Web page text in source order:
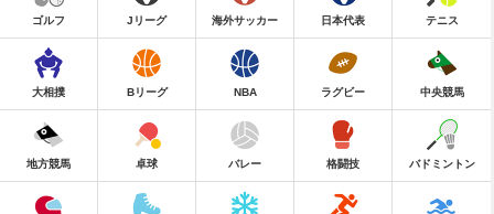
ゴルフ Jリーグ 海外サッカー 日本代表 テニス
大相撲 Bリーグ NBA ラグビー 中央競馬
地方競馬 卓球 バレー 格闘技 バドミントン